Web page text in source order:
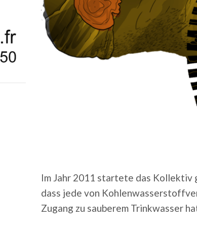
Im Jahr 2011 startete das Kollektiv
dass jede von
Zugang zu sauberem Trinkwasser